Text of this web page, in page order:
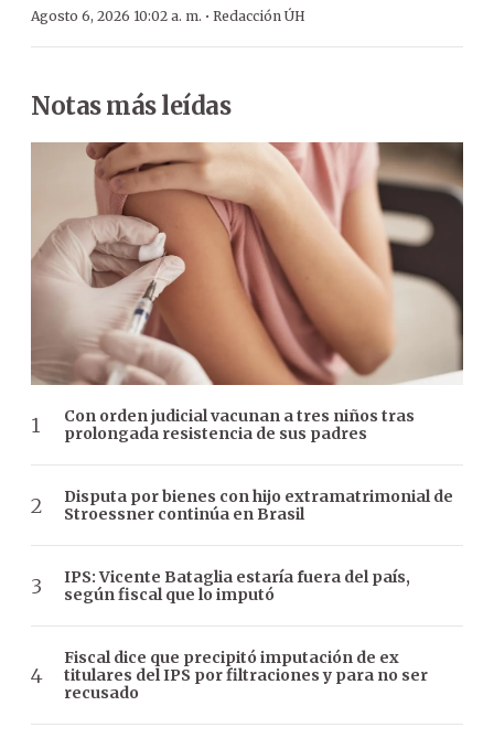
Agosto 6, 2026 10:02 a. m. · Redacción ÚH
Notas más leídas
Con orden judicial vacunan a tres niños tras
prolongada resistencia de sus padres
Disputa por bienes con hijo extramatrimonial de
Stroessner continúa en Brasil
IPS: Vicente Bataglia estaría fuera del país,
según fiscal que lo imputó
Fiscal dice que precipitó imputación de ex
titulares del IPS por filtraciones y para no ser
recusado